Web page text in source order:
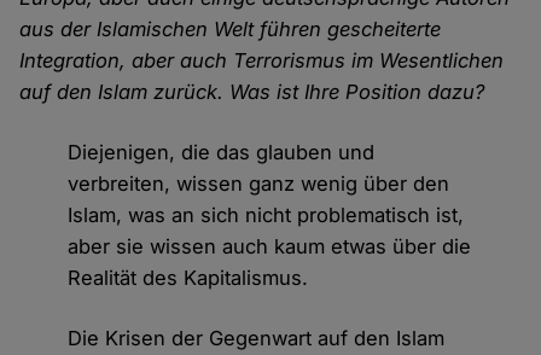
aus der Islamischen Welt führen gescheiterte
Integration, aber auch Terrorismus im Wesentlichen
auf den Islam zurück. Was ist Ihre Position dazu?
Diejenigen, die das glauben und
verbreiten, wissen ganz wenig über den
Islam, was an sich nicht problematisch ist,
aber sie wissen auch kaum etwas über die
Realität des Kapitalismus.
Die Krisen der Gegenwart auf den Islam